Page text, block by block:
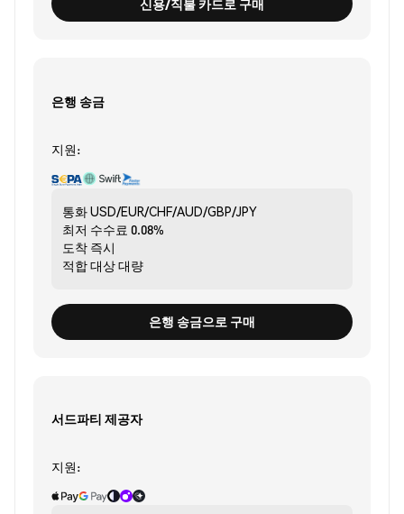
신용/직불 카드로 구매
은행 송금
지원:
통화USD/EUR/CHF/AUD/GBP/JPY
최저 수수료 0.08%
도착 즉시
적합 대상대량
은행 송금으로 구매
서드파티 제공자
지원: